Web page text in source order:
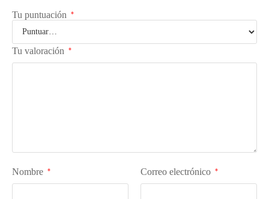
Tu puntuación *
Tu valoración *
Nombre * Correo electrónico *